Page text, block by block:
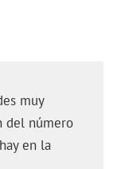
muy
del número
en la